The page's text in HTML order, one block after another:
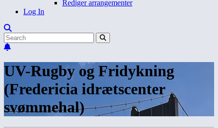
Rediger arrangementer
Log In
UV-Rugby og Fridykning
(Fredericia idrætscenter
svømmehal)